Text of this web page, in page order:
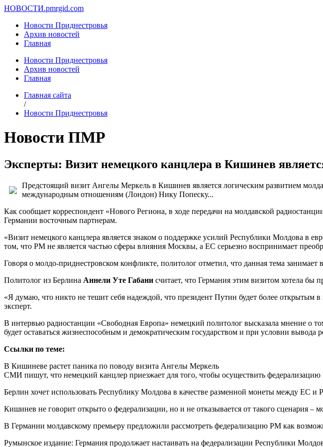
НОВОСТИ.pmrgid.com
Новости Приднестровья
Архив новостей
Главная
Новости Приднестровья
Архив новостей
Главная
Главная сайта
/
Новости Приднестровья
Новости ПМР
Эксперты: Визит немецкого канцлера в Кишинев
Предстоящий визит Ангелы Меркель в Кишинев является логическим развитием
международным отношениям (Лондон) Нику Попеску...
Как сообщает корреспондент «Нового Региона, в ходе передачи на молдавской
Германии восточным партнерам.
«Визит немецкого канцлера является знаком о поддержке усилий Республики Молдова в
том, что РМ не является частью сферы влияния Москвы, а ЕС серьезно воспринимает
Говоря о молдо-приднестровском конфликте, политолог отметил, что данная тема
Политолог из Берлина Аннели Уте Габани считает, что Германия этим визитом хотела бы
«Я думаю, что никто не тешит себя надеждой, что президент Путин будет более открытым
эксперт.
В интервью радиостанции «Свободная Европа» немецкий политолог высказала мнение о
будет оставаться жизнеспособным и демократическим государством и при условии вывода
Ссылки по теме:
В Кишиневе растет паника по поводу визита Ангелы Меркель
СМИ пишут, что немецкий канцлер приезжает для того, чтобы осуществить
Берлин хочет использовать Республику Молдова в качестве разменной монеты между ЕС и
Кишинев не говорит открыто о федерализации, но и не отказывается от такого сценария –
В Германии молдавскому премьеру предложили рассмотреть федерализацию РМ как
Румынское издание: Германия продолжает настаивать на федерализации Республики